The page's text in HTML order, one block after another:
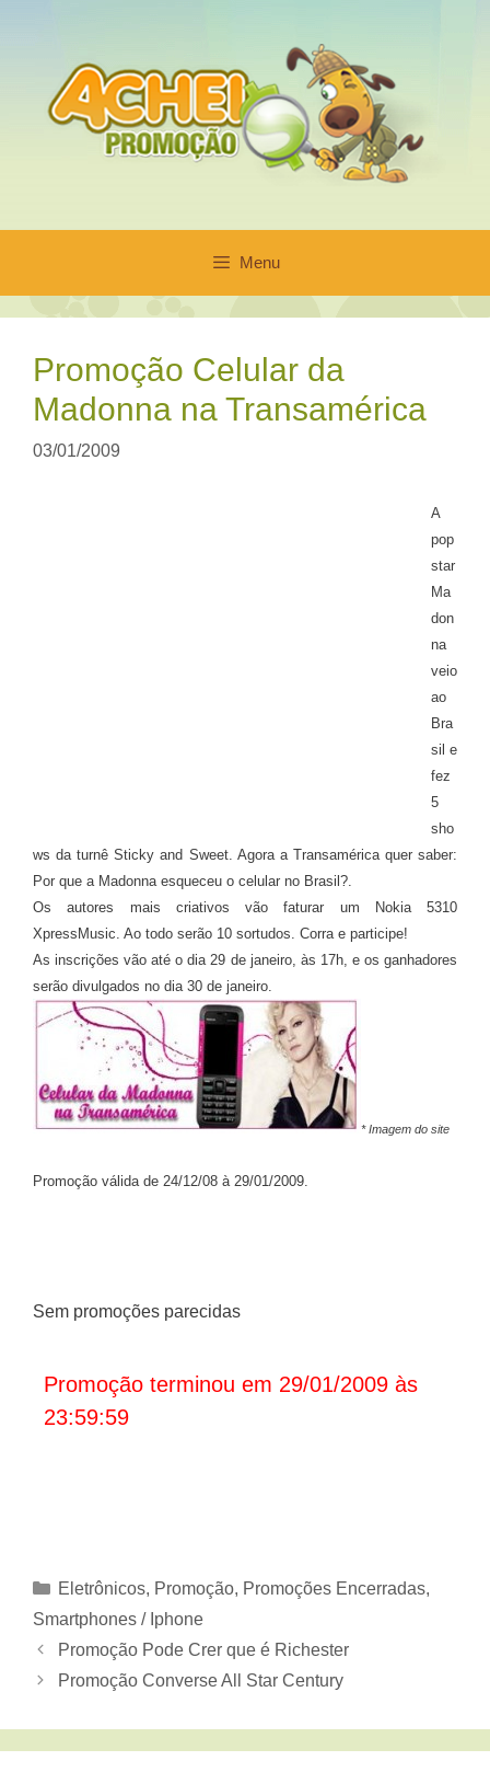
conteúdo
Menu
Promoção Celular da
Madonna na Transamérica
03/01/2009
A
pop
star
Ma
don
na
veio
ao
Bra
sil e
fez
5
sho
ws da turnê Sticky and Sweet. Agora a Transamérica quer saber:
Por que a Madonna esqueceu o celular no Brasil?.
Os autores mais criativos vão faturar um Nokia 5310
XpressMusic. Ao todo serão 10 sortudos. Corra e participe!
As inscrições vão até o dia 29 de janeiro, às 17h, e os ganhadores
serão divulgados no dia 30 de janeiro.
* Imagem do site
Promoção válida de 24/12/08 à 29/01/2009.
Sem promoções parecidas
Promoção terminou em 29/01/2009 às
23:59:59
Categorias
Eletrônicos, Promoção, Promoções Encerradas,
Smartphones / Iphone
Promoção Pode Crer que é Richester
Promoção Converse All Star Century